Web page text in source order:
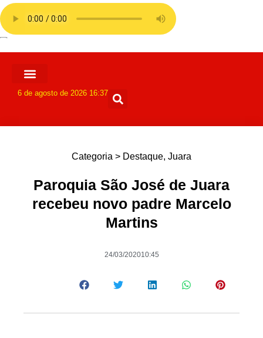
6 de agosto de 2026 16:37
Categoria > Destaque, Juara
Paroquia São José de Juara
recebeu novo padre Marcelo
Martins
24/03/202010:45